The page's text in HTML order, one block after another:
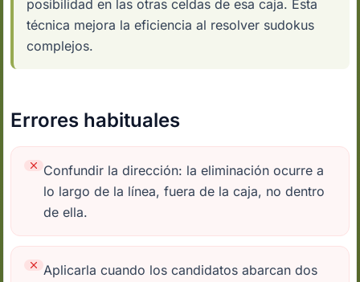
posibilidad en las otras celdas de esa caja. Esta
técnica mejora la eficiencia al resolver sudokus
complejos.
Errores habituales
Confundir la dirección: la eliminación ocurre a
lo largo de la línea, fuera de la caja, no dentro
de ella.
Aplicarla cuando los candidatos abarcan dos